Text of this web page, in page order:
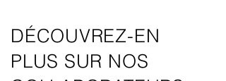
DÉCOUVREZ-EN
PLUS SUR NOS